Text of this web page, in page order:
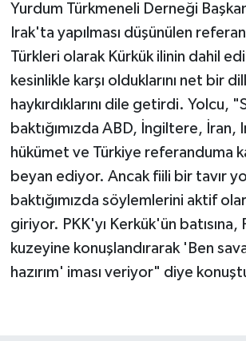
Yurdum Türkmeneli Derneği
Irak'ta yapılması düşünülen
Türkleri olarak Kürkük ilinin dahil
kesinlikle karşı olduklarını net bir
haykırdıklarını dile getirdi. Yolcu,
baktığımızda ABD, İngiltere, İran,
hükümet ve Türkiye referanduma
beyan ediyor. Ancak fiili bir tavır
baktığımızda söylemlerini aktif
giriyor. PKK'yı Kerkük'ün
kuzeyine konuşlandırarak 'Ben
hazırım' iması veriyor" diye